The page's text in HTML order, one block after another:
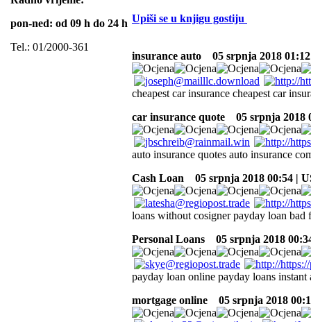
pon-ned: od 09 h do 24 h
Tel.: 01/2000-361
Upiši se u knjigu gostiju
insurance auto 05 srpnja 2018
cheapest car insurance cheapest car
car insurance quote
05 srpnja 2018
auto insurance quotes auto insurance
Cash Loan
05 srpnja 2018 00:54 |
loans without cosigner payday loan bad
Personal Loans
05 srpnja 2018
payday loan online payday loans
mortgage online
05 srpnja 2018